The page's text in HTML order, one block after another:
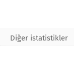
Diğer istatistikler